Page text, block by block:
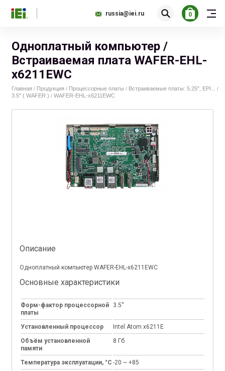
russia@iei.ru 0
Одноплатный компьютер /
Встраиваемая плата WAFER-EHL-
x6211EWC
Главная / Продукция / Процессорные платы / Встраиваемые платы: 5.25", EPI... /
3.5" ( WAFER ) / WAFER-EHL-x6211EWC
Описание
Одноплатный компьютер WAFER-EHL-x6211EWC
Основные характеристики
Форм-фактор процессорной
платы
3.5''
Установленный процессор
Intel Atom x6211E
Объём установленной
памяти
8 Гб
Температура эксплуатации, °C -20 ~ +85